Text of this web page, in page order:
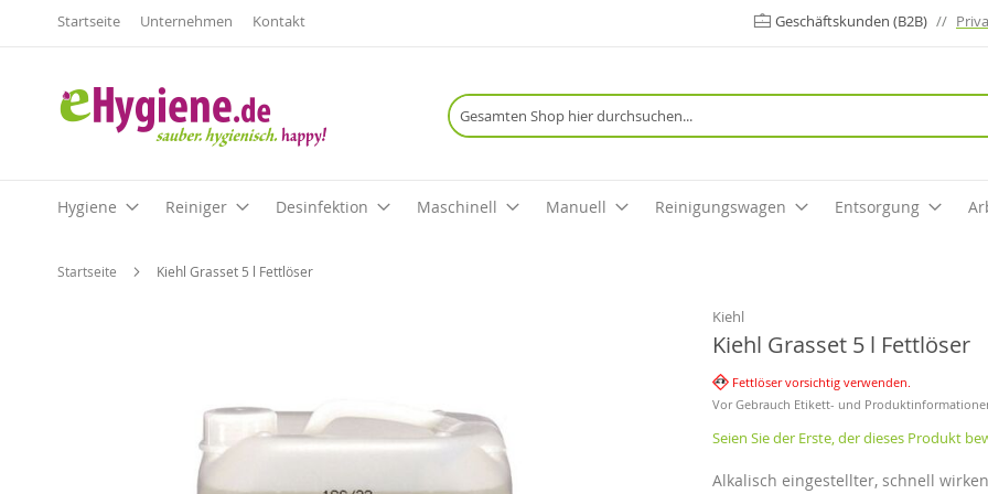
Startseite Unternehmen Kontakt Geschäftskunden (B2B) //
Suche
Hygiene Reiniger Desinfektion Maschinell Manuell Reinigungswagen Entsorgung
Startseite Kiehl Grasset 5 l Fettlöser
Kiehl
Kiehl Grasset 5 l Fettlöser
Fettlöser vorsichtig verwenden.
Vor Gebrauch Etikett- und
Seien Sie der Erste, der dieses Produkt
Alkalisch eingestellter, schnell